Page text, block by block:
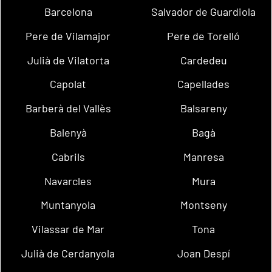
Barcelona
Salvador de Guardiola
Pere de Vilamajor
Pere de Torelló
Julià de Vilatorta
Cardedeu
Capolat
Capellades
Barberà del Vallès
Balsareny
Balenyà
Bagà
Cabrils
Manresa
Navarcles
Mura
Muntanyola
Montseny
Vilassar de Mar
Tona
Julià de Cerdanyola
Joan Despí